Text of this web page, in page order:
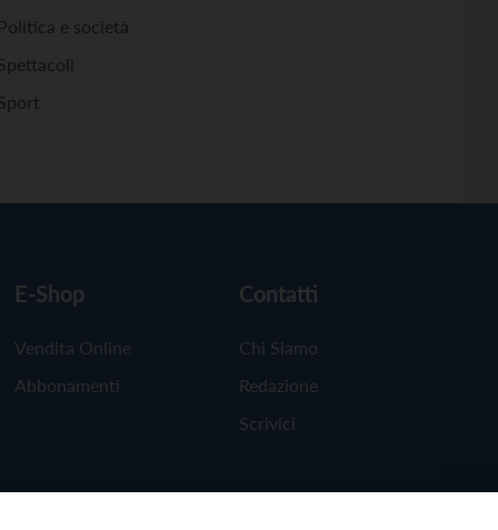
Politica e società
E-Shop
Vendita Online
Abbonamenti
Contatti
Chi Siamo
Redazione
Scrivici